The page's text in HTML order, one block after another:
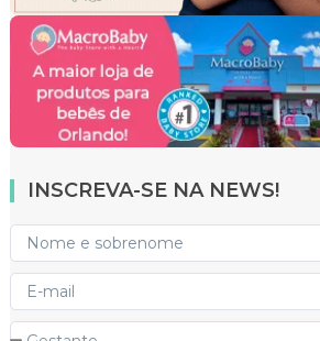
INSCREVA-SE NA NEWS!